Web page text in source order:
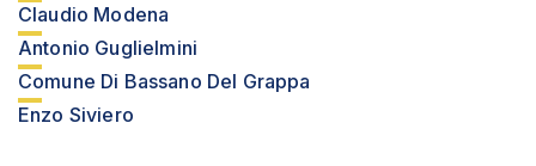
Claudio Modena
Antonio Guglielmini
Comune Di Bassano Del Grappa
Enzo Siviero